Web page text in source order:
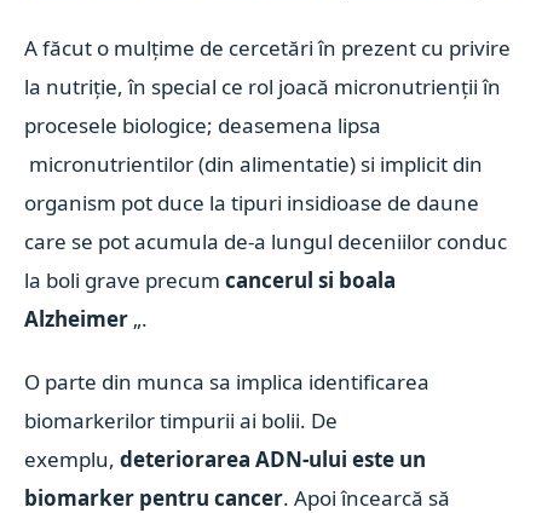
A făcut o mulțime de cercetări în prezent cu privire
la nutriție, în special ce rol joacă micronutrienții în
procesele biologice; deasemena lipsa
micronutrientilor (din alimentatie) si implicit din
organism pot duce la tipuri insidioase de daune
care se pot acumula de-a lungul deceniilor conduc
la boli grave precumcancerul si boala
Alzheimer „.
O parte din munca sa implica identificarea
biomarkerilor timpurii ai bolii. De
exemplu,deteriorarea ADN-ului este un
biomarker pentru cancer. Apoi încearcă să